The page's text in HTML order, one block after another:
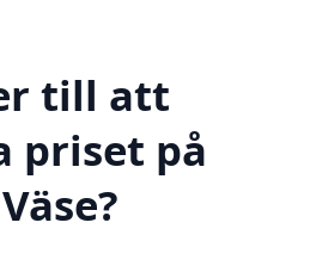
till att
priset på